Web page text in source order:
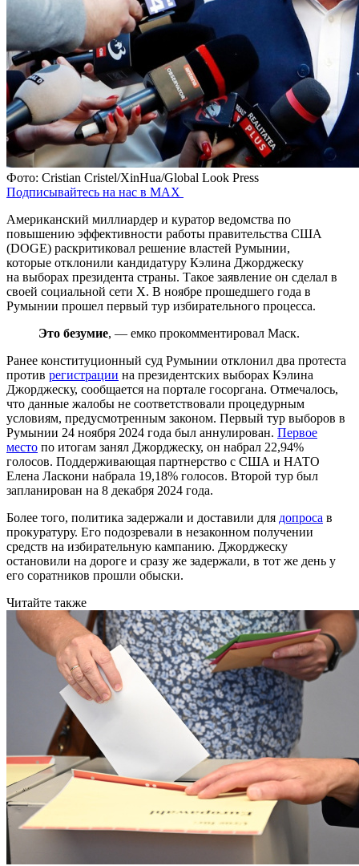
Фото: Cristian Cristel/XinHua/Global Look Press
Подписывайтесь на нас в MAX
Американский миллиардер и куратор ведомства по
повышению эффективности работы правительства США
(DOGE) раскритиковал решение властей Румынии,
которые отклонили кандидатуру Кэлина Джорджеску
на выборах президента страны. Такое заявление он сделал в
своей социальной сети Х. В ноябре прошедшего года в
Румынии прошел первый тур избирательного процесса.
Это безумие, — емко прокомментировал Маск.
Ранее конституционный суд Румынии отклонил два протеста
против регистрации на президентских выборах Кэлина
Джорджеску, сообщается на портале госоргана. Отмечалось,
что данные жалобы не соответствовали процедурным
условиям, предусмотренным законом. Первый тур выборов в
Румынии 24 ноября 2024 года был аннулирован. Первое
место по итогам занял Джорджеску, он набрал 22,94%
голосов. Поддерживающая партнерство с США и НАТО
Елена Ласкони набрала 19,18% голосов. Второй тур был
запланирован на 8 декабря 2024 года.
Более того, политика задержали и доставили для допроса в
прокуратуру. Его подозревали в незаконном получении
средств на избирательную кампанию. Джорджеску
остановили на дороге и сразу же задержали, в тот же день у
его соратников прошли обыски.
Читайте также